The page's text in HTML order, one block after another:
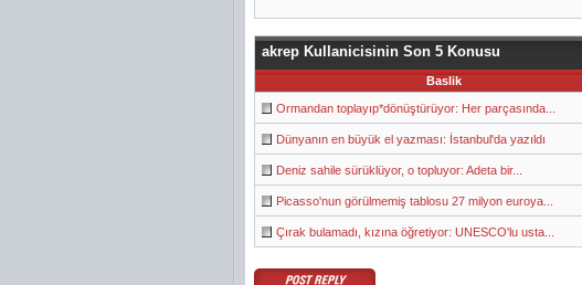
akrep Kullanicisinin Son 5 Konusu
Baslik
Ormandan toplayıp*dönüştürüyor: Her parçasında...
Dünyanın en büyük el yazması: İstanbul'da yazıldı
Deniz sahile sürüklüyor, o topluyor: Adeta bir...
Picasso'nun görülmemiş tablosu 27 milyon euroya...
Çırak bulamadı, kızına öğretiyor: UNESCO'lu usta...